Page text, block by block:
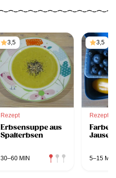
3,5
Rezept
Erbsensuppe aus
Spalterbsen
30–60 MIN
3,5
Rezept
Jause
5–15 MIN